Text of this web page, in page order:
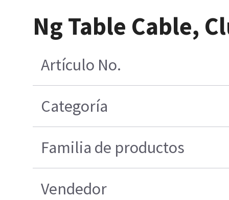
Ng Table Cable,
Artículo No.
Categoría
Familia de productos
Vendedor